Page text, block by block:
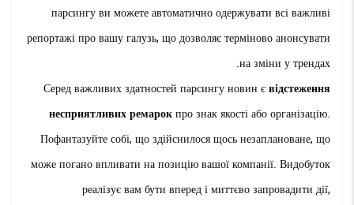
парсингу ви можете автоматично одержувати всі важливі
репортажі про вашу галузь, що дозволяє терміново анонсувати
на зміни у трендах.
Серед важливих здатностей парсингу новин євідстеження
несприятливих ремарокпро знак якості або організацію.
Пофантазуйте собі, що здійснилося щось незаплановане, що
може погано впливати на позицію вашої компанії. Видобуток
реалізує вам бути вперед і миттєво запровадити дії,